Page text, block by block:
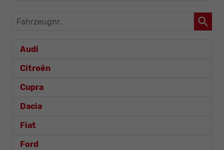
Fahrzeugnr.
Audi
Citroën
Cupra
Dacia
Fiat
Ford